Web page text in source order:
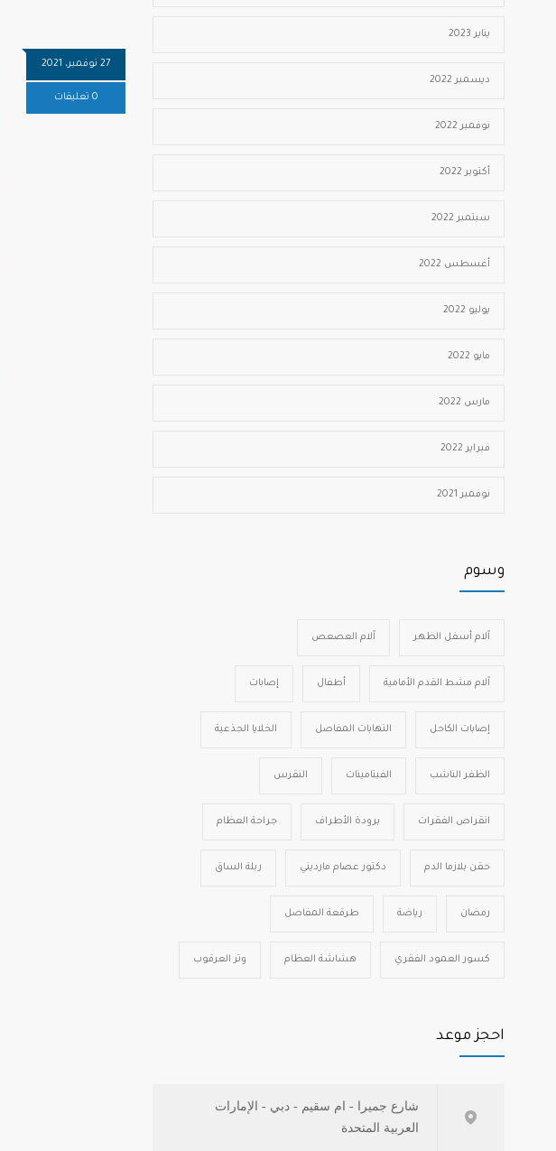
27 نوفمبر، 2021
0 تعليقات
يناير 2023
ديسمبر 2022
نوفمبر 2022
أكتوبر 2022
سبتمبر 2022
أغسطس 2022
يوليو 2022
مايو 2022
مارس 2022
فبراير 2022
نوفمبر 2021
وسوم
آلام أسفل الظهر آلام العصعص
آلام مشط القدم الأمامية أطفال إصابات
إصابات الكاحل التهابات المفاصل الخلايا الجذعية
الظفر الناشب الفيتامينات النقرس
انقراص الفقرات برودة الأطراف جراحة العظام
حقن بلازما الدم دكتور عصام مارديني ربلة الساق
رمضان رياضة طرقعة المفاصل
كسور العمود الفقري هشاشة العظام وتر العرقوب
احجز موعد
شارع جميرا - ام سقيم - دبي - الإمارات
العربية المتحدة